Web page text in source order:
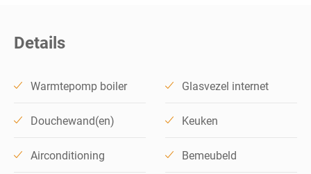
Details
Warmtepomp boiler Glasvezel internet
Douchewand(en) Keuken
Airconditioning Bemeubeld